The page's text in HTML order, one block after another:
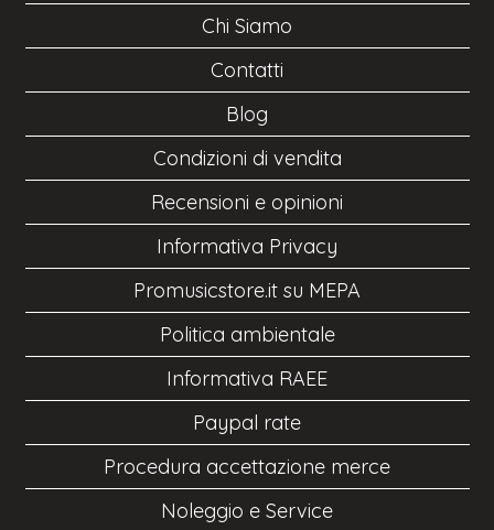
Chi Siamo
Contatti
Blog
Condizioni di vendita
Recensioni e opinioni
Informativa Privacy
Promusicstore.it su MEPA
Politica ambientale
Informativa RAEE
Paypal rate
Procedura accettazione merce
Noleggio e Service